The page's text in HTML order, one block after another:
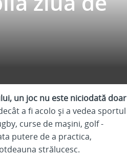
un joc nu este niciodată doar
a fi acolo și a vedea sportul
curse de mașini, golf -
putere de a practica,
strălucesc.